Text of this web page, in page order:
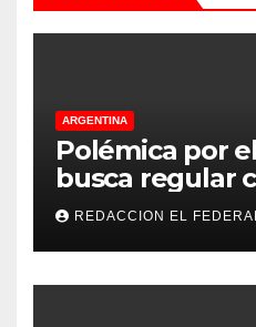
ARGENTINA
Polémica por
busca regular
refugios de
denuncian
controles más
REDACCION EL